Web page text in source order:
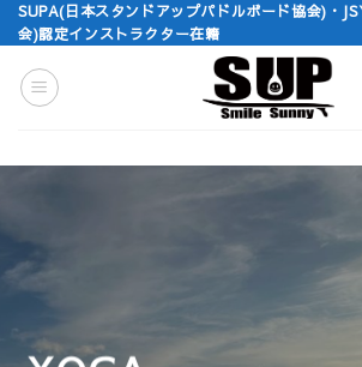
Skip
to
content
SUPA(日本スタンドアップパドルボード協会)・
会)認定インストラクター在籍